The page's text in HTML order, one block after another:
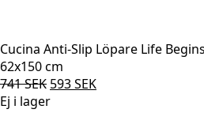
Cucina Anti-Slip Löpare Life
62x150 cm
741SEK Det
ursprungliga
593SEKDet
Ej i lager